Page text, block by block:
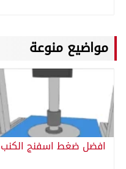
مواضيع منوعة
افضل ضغط اسفنج الكنب